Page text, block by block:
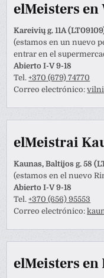
elMeisters
Kareivių g. 11A
(estamos en un nuevo
entrar en el
Abierto I-V 9-18
Tel.+370 (679) 74770
Correo electrónico:
elMeistrai
Kaunas, Baltijos g. 58
(estamos en el nuevo
Abierto I-V 9-18
Tel.+370 (656) 95553
Correo electrónico:
elMeisters